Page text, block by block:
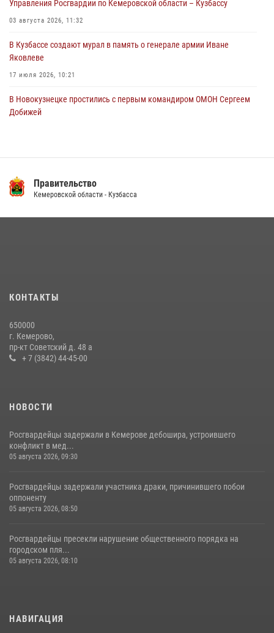
Управления Росгвардии по Кемеровской области – Кузбассу
03 августа 2026, 11:32
В Кузбассе создают мурал в память о генерале армии Иване
Яковлеве
17 июля 2026, 10:21
В Новокузнецке простились с первым командиром ОМОН Сергеем
Добижей
14 июля 2026, 08:52 1
20 июля 2026, 08:52
гипермаркета товары на 13 тысяч рублей (ВИДЕО)
16 июля 2026, 06:43
Правительство
Кемеровской области - Кузбасса
КОНТАКТЫ
650000
г. Кемерово,
пр-кт Советский д. 48 а
+ 7 (3842) 44-45-00
НОВОСТИ
Росгвардейцы задержали в Кемерове дебошира, устроившего
конфликт в мед...
05 августа 2026, 09:30
Росгвардейцы задержали участника драки, причинившего побои
оппоненту
05 августа 2026, 08:50
Росгвардейцы пресекли нарушение общественного порядка на
городском пля...
05 августа 2026, 08:10
НАВИГАЦИЯ